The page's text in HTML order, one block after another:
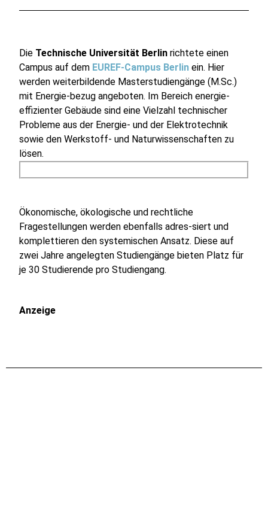
Die Technische Universität Berlin richtete einen
Campus auf dem EUREF-Campus Berlin ein. Hier
werden weiterbildende Masterstudiengänge (M.Sc.)
mit Energie-bezug angeboten. Im Bereich energie-
effizienter Gebäude sind eine Vielzahl technischer
Probleme aus der Energie- und der Elektrotechnik
sowie den Werkstoff- und Naturwissenschaften zu
lösen.
Ökonomische, ökologische und rechtliche
Fragestellungen werden ebenfalls adres-siert und
komplettieren den systemischen Ansatz. Diese auf
zwei Jahre angelegten Studiengänge bieten Platz für
je 30 Studierende pro Studiengang.
Anzeige